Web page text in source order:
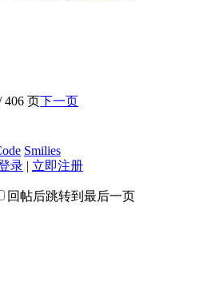
406 页下一页
Smilies
录 | 立即注册
回帖后跳转到最后一页